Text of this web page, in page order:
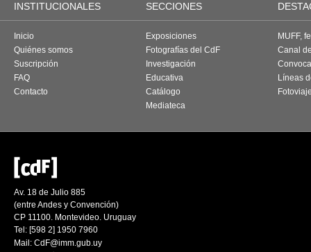
INSTITUCIONALES SECCIONES
Inicio
Quiénes somos
Suscripción
FAQ
Contacto
Exposiciones
Fotografías del CdF
Investigación
Educativa
Catálogo
Mediateca
MUFF,
Canal
Líneas
Av. 18 de Julio 885
(entre Andes y Convención)
CP 11100. Montevideo. Uruguay
Tel: [598 2] 1950 7960
Mail: CdF@imm.gub.uy